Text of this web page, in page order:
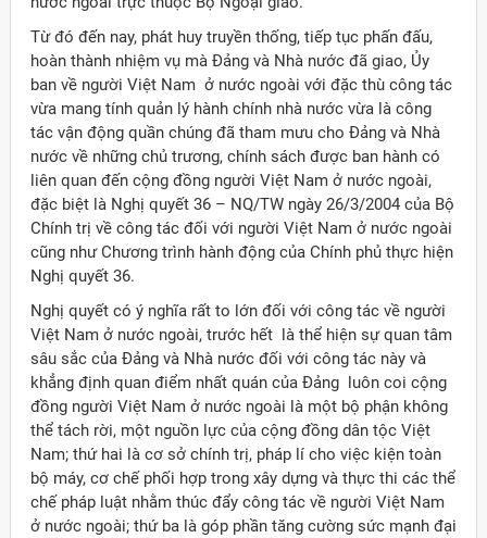
Từ đó đến nay, phát huy truyền thống, tiếp tục phấn đấu,
hoàn thành nhiệm vụ mà Đảng và Nhà nước đã giao, Ủy
ban về người Việt Nam ở nước ngoài với đặc thù công tác
vừa mang tính quản lý hành chính nhà nước vừa là công
tác vận động quần chúng đã tham mưu cho Đảng và Nhà
nước về những chủ trương, chính sách được ban hành có
liên quan đến cộng đồng người Việt Nam ở nước ngoài,
đặc biệt là Nghị quyết 36 – NQ/TW ngày 26/3/2004 của Bộ
Chính trị về công tác đối với người Việt Nam ở nước ngoài
cũng như Chương trình hành động của Chính phủ thực hiện
Nghị quyết 36.
Nghị quyết có ý nghĩa rất to lớn đối với công tác về người
Việt Nam ở nước ngoài, trước hết là thể hiện sự quan tâm
sâu sắc của Đảng và Nhà nước đối với công tác này và
khẳng định quan điểm nhất quán của Đảng luôn coi cộng
đồng người Việt Nam ở nước ngoài là một bộ phận không
thể tách rời, một nguồn lực của cộng đồng dân tộc Việt
Nam; thứ hai là cơ sở chính trị, pháp lí cho việc kiện toàn
bộ máy, cơ chế phối hợp trong xây dựng và thực thi các thể
chế pháp luật nhằm thúc đẩy công tác về người Việt Nam
ở nước ngoài; thứ ba là góp phần tăng cường sức mạnh đại